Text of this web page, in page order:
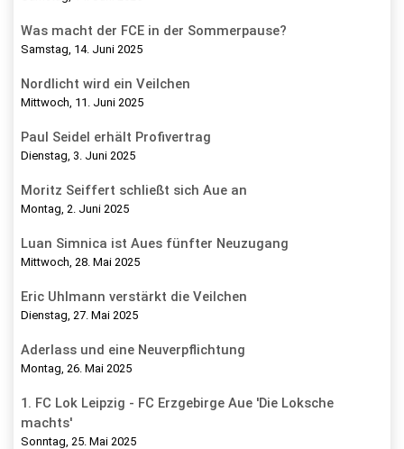
Was macht der FCE in der Sommerpause?
Samstag, 14. Juni 2025
Nordlicht wird ein Veilchen
Mittwoch, 11. Juni 2025
Paul Seidel erhält Profivertrag
Dienstag, 3. Juni 2025
Moritz Seiffert schließt sich Aue an
Montag, 2. Juni 2025
Luan Simnica ist Aues fünfter Neuzugang
Mittwoch, 28. Mai 2025
Eric Uhlmann verstärkt die Veilchen
Dienstag, 27. Mai 2025
Aderlass und eine Neuverpflichtung
Montag, 26. Mai 2025
1. FC Lok Leipzig - FC Erzgebirge Aue 'Die Loksche
machts'
Sonntag, 25. Mai 2025